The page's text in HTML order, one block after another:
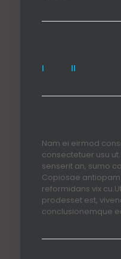
I II
Nam ei eirmod
consectetuer usu
senserit an, sumo
Copiosae
reformidans vix
prodesset est,
conclusionemque